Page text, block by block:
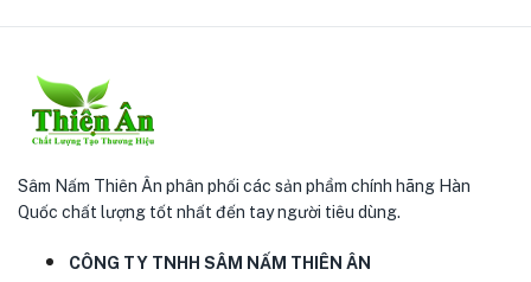
Sâm Nấm Thiên Ân phân phối các sản phẩm chính hãng Hàn
Quốc chất lượng tốt nhất đến tay người tiêu dùng.
CÔNG TY TNHH SÂM NẤM THIÊN ÂN